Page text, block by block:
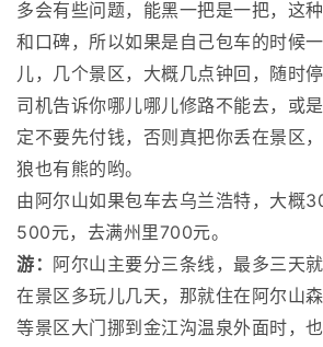
多会有些问题，能黑一把是一把，这
和口碑，所以如果是自己包车的时候
儿，几个景区，大概几点钟回，随时
司机告诉你哪儿哪儿修路不能去，或
定不要先付钱，否则真把你丢在景区
狼也有熊的哟。
由阿尔山如果包车去乌兰浩特，大概
500元，去满州里700元。
游： 阿尔山主要分三条线，最多三天
在景区多玩儿几天，那就住在阿尔山
等景区大门挪到金江沟温泉外面时，